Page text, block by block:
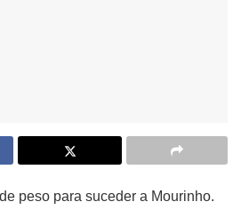
peso para suceder a Mourinho.